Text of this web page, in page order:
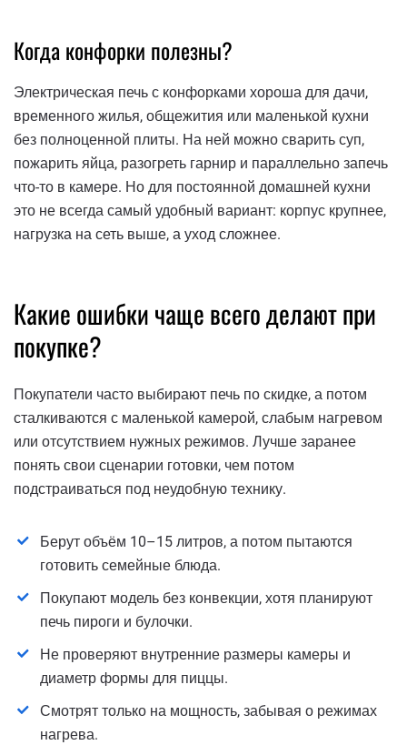
Когда конфорки полезны?
Электрическая печь с конфорками хороша для дачи,
временного жилья, общежития или маленькой кухни
без полноценной плиты. На ней можно сварить суп,
пожарить яйца, разогреть гарнир и параллельно запечь
что-то в камере. Но для постоянной домашней кухни
это не всегда самый удобный вариант: корпус крупнее,
нагрузка на сеть выше, а уход сложнее.
Какие ошибки чаще всего делают при
покупке?
Покупатели часто выбирают печь по скидке, а потом
сталкиваются с маленькой камерой, слабым нагревом
или отсутствием нужных режимов. Лучше заранее
понять свои сценарии готовки, чем потом
подстраиваться под неудобную технику.
Берут объём 10–15 литров, а потом пытаются
готовить семейные блюда.
Покупают модель без конвекции, хотя планируют
печь пироги и булочки.
Не проверяют внутренние размеры камеры и
диаметр формы для пиццы.
Смотрят только на мощность, забывая о режимах
нагрева.